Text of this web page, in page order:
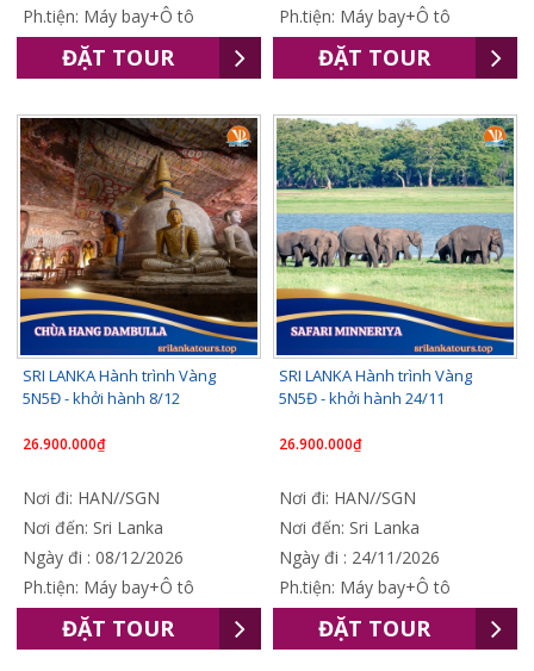
Ph.tiện: Máy bay+Ô tô
ĐẶT TOUR
Ph.tiện: Máy bay+Ô tô
ĐẶT TOUR
SRI LANKA Hành trình Vàng
5N5Đ - khởi hành 8/12
26.900.000₫
Nơi đi: HAN//SGN
Nơi đến: Sri Lanka
Ngày đi : 08/12/2026
Ph.tiện: Máy bay+Ô tô
ĐẶT TOUR
SRI LANKA Hành trình Vàng
5N5Đ - khởi hành 24/11
26.900.000₫
Nơi đi: HAN//SGN
Nơi đến: Sri Lanka
Ngày đi : 24/11/2026
Ph.tiện: Máy bay+Ô tô
ĐẶT TOUR